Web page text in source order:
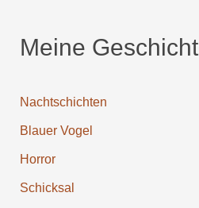
Meine
Nachtschichten
Blauer Vogel
Horror
Schicksal